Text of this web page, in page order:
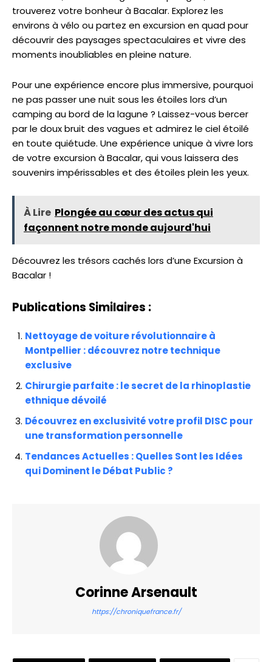
trouverez votre bonheur à Bacalar. Explorez les
environs à vélo ou partez en excursion en quad pour
découvrir des paysages spectaculaires et vivre des
moments inoubliables en pleine nature.
Pour une expérience encore plus immersive, pourquoi
ne pas passer une nuit sous les étoiles lors d’un
camping au bord de la lagune ? Laissez-vous bercer
par le doux bruit des vagues et admirez le ciel étoilé
en toute quiétude. Une expérience unique à vivre lors
de votre excursion à Bacalar, qui vous laissera des
souvenirs impérissables et des étoiles plein les yeux.
À Lire Plongée au cœur des actus qui
façonnent notre monde aujourd'hui
Découvrez les trésors cachés lors d’une Excursion à
Bacalar !
Publications Similaires :
Nettoyage de voiture révolutionnaire à
Montpellier : découvrez notre technique
exclusive
Chirurgie parfaite : le secret de la rhinoplastie
ethnique dévoilé
Découvrez en exclusivité votre profil DISC pour
une transformation personnelle
Tendances Actuelles : Quelles Sont les Idées
qui Dominent le Débat Public ?
Corinne Arsenault
https://chroniquefrance.fr/